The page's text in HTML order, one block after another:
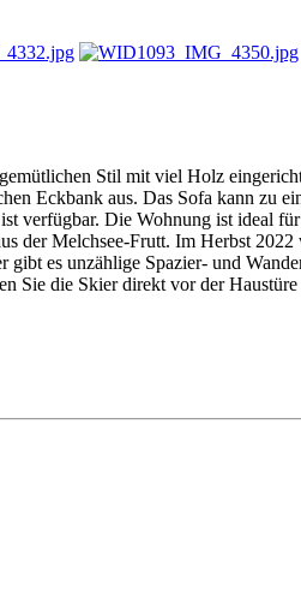
Stil mit viel Holz
Eckbank aus. Das Sofa kann zu
verfügbar. Die Wohnung ist ideal
der Melchsee-Frutt. Im Herbst
gibt es unzählige Spazier- und
Sie die Skier direkt vor der